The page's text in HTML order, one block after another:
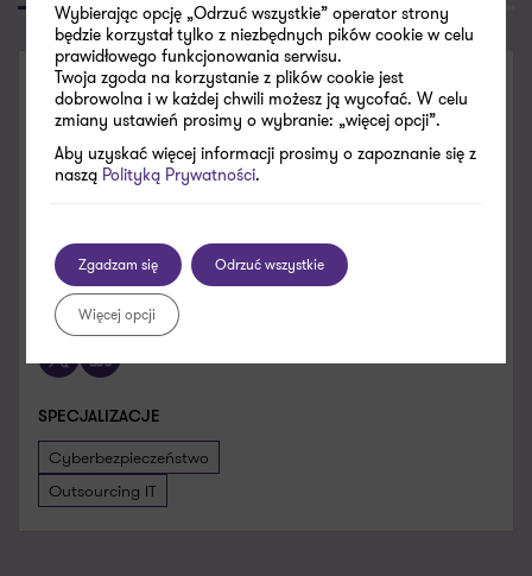
SKONTAKTUJ SIĘ
Adam Woźniak
Partner
Zobacz dane kontaktowe
adam.wozniak@pl.gt.com
+48 600 805 785
SPECJALIZACJE
Cyberbezpieczeństwo
Outsourcing IT
Wybierając opcję „Odrzuć wszystkie” operator strony
będzie korzystał tylko z niezbędnych pików cookie w celu
prawidłowego funkcjonowania serwisu.
Twoja zgoda na korzystanie z plików cookie jest
dobrowolna i w każdej chwili możesz ją wycofać. W celu
zmiany ustawień prosimy o wybranie: „więcej opcji”.
Aby uzyskać więcej informacji prosimy o zapoznanie się z
naszą Polityką Prywatności.
Zgadzam się Odrzuć wszystkie
Więcej opcji